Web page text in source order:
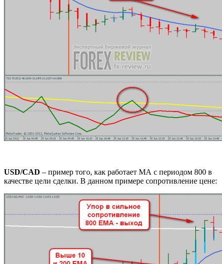
USD/CAD – пример того, как работает МА с периодом 800 в
качестве цели сделки. В данном примере сопротивление цене: